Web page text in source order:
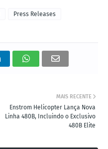
Press Releases
MAIS RECENTE
Enstrom Helicopter Lança Nova
Linha 480B, Incluindo o Exclusivo
480B Elite